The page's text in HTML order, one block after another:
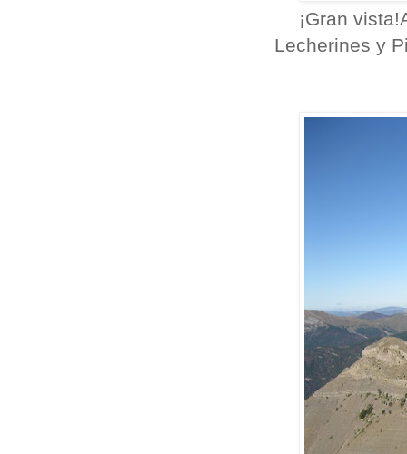
¡Gran
Lecherines y